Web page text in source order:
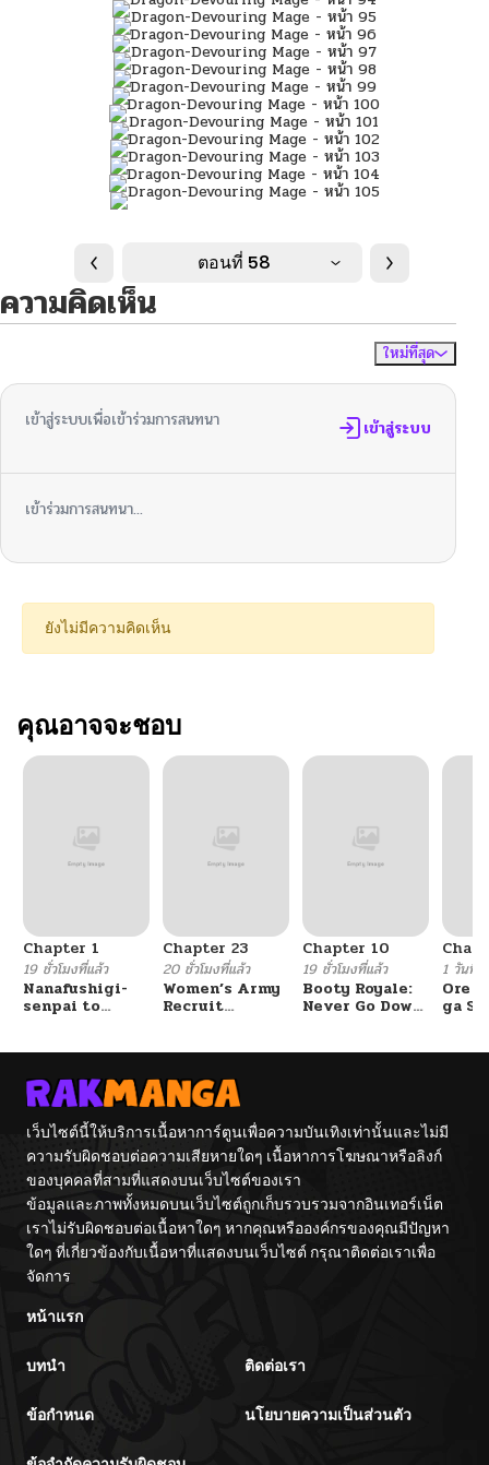
ตอนที่ 58
ความคิดเห็น
ใหม่ที่สุด
เข้าสู่ระบบเพื่อเข้าร่วมการสนทนา เข้าสู่ระบบ
เข้าร่วมการสนทนา...
ยังไม่มีความคิดเห็น
คุณอาจจะชอบ
Chapter 1
19 ชั่วโมงที่แล้ว
Nanafushigi-
senpai to
Chapter 23
20 ชั่วโมงที่แล้ว
Women’s Army
Recruit
Chapter 10
19 ชั่วโมงที่แล้ว
Booty Royale:
Never Go Down
1 วันที่แ
Ore
ga
Tag
เว็บไซต์นี้ให้บริการเนื้อหาการ์ตูนเพื่อความบันเทิงเท่านั้นและไม่มี
ความรับผิดชอบต่อความเสียหายใดๆ เนื้อหาการโฆษณาหรือลิงก์
ของบุคคลที่สามที่แสดงบนเว็บไซต์ของเรา
ข้อมูลและภาพทั้งหมดบนเว็บไซต์ถูกเก็บรวบรวมจากอินเทอร์เน็ต
เราไม่รับผิดชอบต่อเนื้อหาใดๆ หากคุณหรือองค์กรของคุณมีปัญหา
ใดๆ ที่เกี่ยวข้องกับเนื้อหาที่แสดงบนเว็บไซต์ กรุณาติดต่อเราเพื่อ
จัดการ
หน้าแรก
บทนำ ติดต่อเรา
ข้อกำหนด นโยบายความเป็นส่วนตัว